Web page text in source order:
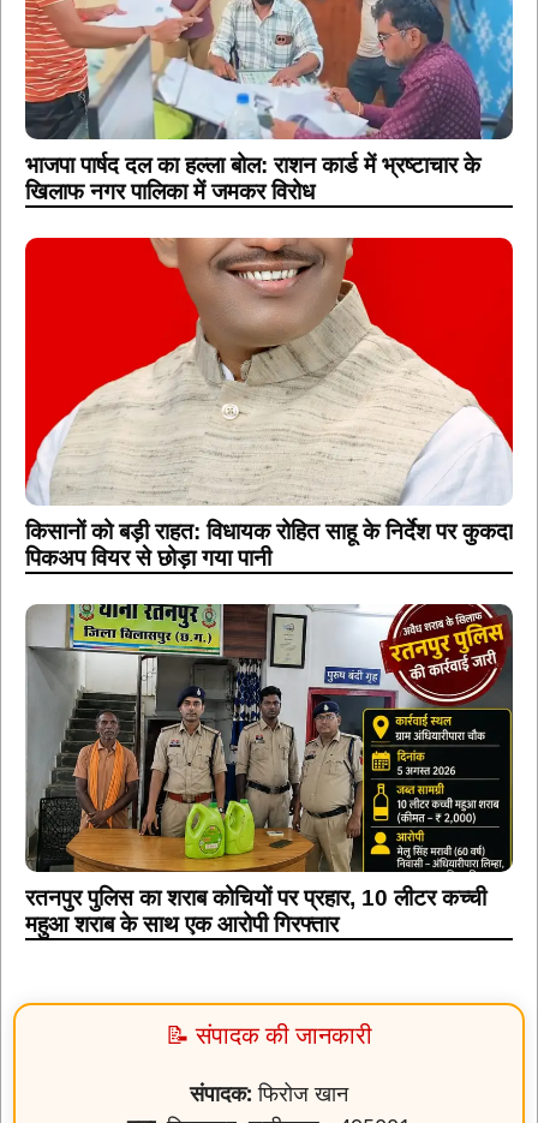
भाजपा पार्षद दल का हल्ला बोल: राशन कार्ड में भ्रष्टाचार के
खिलाफ नगर पालिका में जमकर विरोध
किसानों को बड़ी राहत: विधायक रोहित साहू के निर्देश पर कुकदा
पिकअप वियर से छोड़ा गया पानी
रतनपुर पुलिस का शराब कोचियों पर प्रहार, 10 लीटर कच्ची
महुआ शराब के साथ एक आरोपी गिरफ्तार
📝 संपादक की जानकारी
संपादक: फिरोज खान